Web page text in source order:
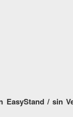
/ sin